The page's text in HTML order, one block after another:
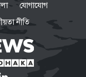
রাজনৈতিক বক্তব্য
নেওয়া হবে ভারত
যোগাযোগ
নীতি